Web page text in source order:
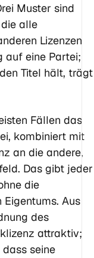
Muster sind
alle
Lizenzen
auf eine Partei;
Titel hält, trägt
Fällen das
kombiniert mit
an die andere,
Das gibt jeder
die
Aus
des
attraktiv;
seine